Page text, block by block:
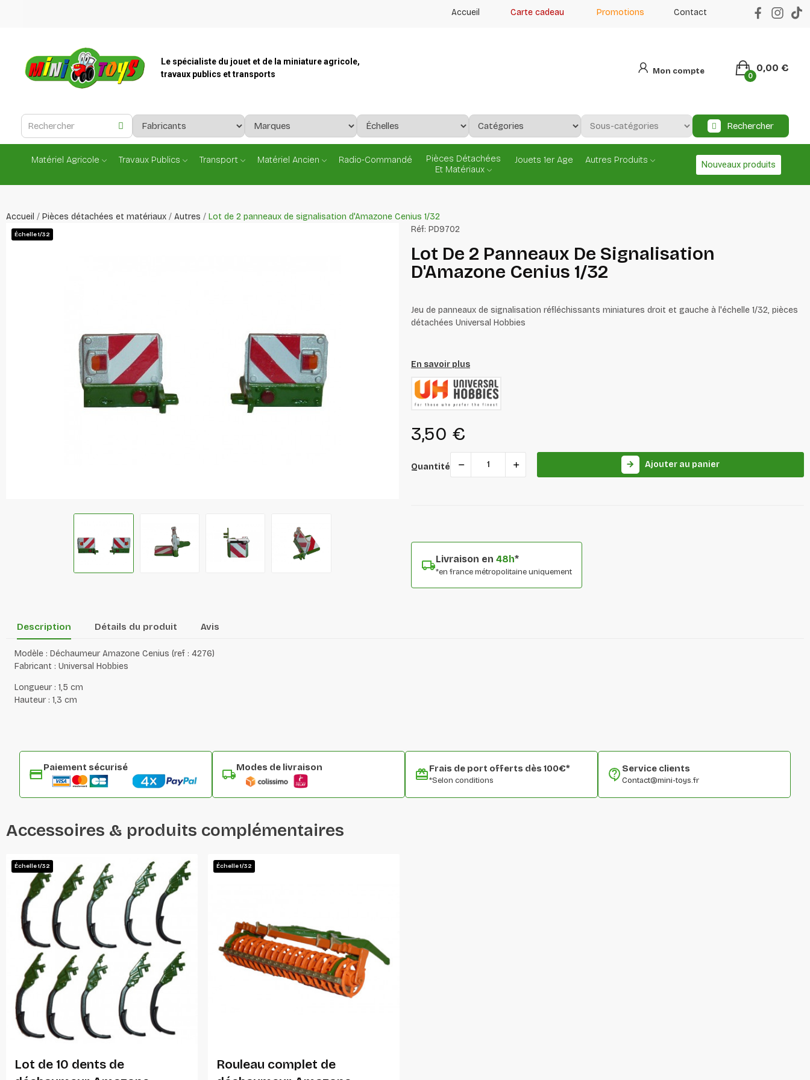
Accueil Carte cadeau Promotions Contact
Le spécialiste du jouet et de la miniature agricole,
travaux publics et transports
Mon compte 0,00 €
0
Rechercher
Matériel Agricole Travaux Publics Transport Matériel Ancien Radio-Commandé
Pièces Détachées
Et Matériaux
Jouets 1er Age Autres Produits Nouveaux produits
Accueil Pièces détachées et matériaux Autres Lot de 2 panneaux de signalisation d'Amazone Cenius 1/32
Échelle 1/32 Réf: PD9702
Lot De 2 Panneaux De Signalisation
D'Amazone Cenius 1/32
Jeu de panneaux de signalisation réfléchissants miniatures droit et gauche à l'échelle 1/32, pièces
détachées Universal Hobbies
En savoir plus
3,50 €
Quantité arrow_forward Ajouter au panier
Livraison en 48h*
*en france métropolitaine uniquement
Description Détails du produit Avis
Modèle : Déchaumeur Amazone Cenius (ref : 4276)
Fabricant : Universal Hobbies
Longueur : 1,5 cm
Hauteur : 1,3 cm
Paiement sécurisé Modes de livraison Frais de port offerts dès 100€*
*Selon conditions
Service clients
Contact@mini-toys.fr
Accessoires & produits complémentaires
Échelle 1/32
Ajouter Au Panier
Lot de 10 dents de
Échelle 1/32
Rouleau complet de